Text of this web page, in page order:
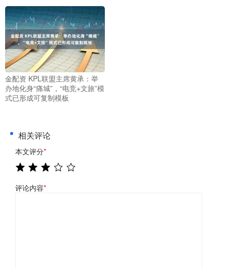
金配资 KPL联盟主席黄承：举
办地化身“痛城”，“电竞+文旅”模
式已形成可复制模板
相关评论
本文评分*
评论内容*